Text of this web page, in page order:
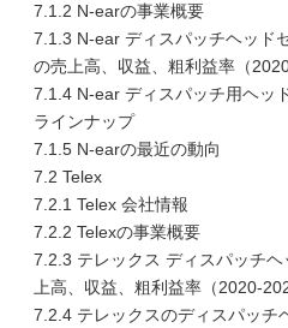
7.1.2 N-earの事業概要
7.1.3 N-ear ディスパッチヘッド
の売上高、収益、粗利益率（
7.1.4 N-ear ディスパッチ用ヘッ
ラインナップ
7.1.5 N-earの最近の動向
7.2 Telex
7.2.1 Telex 会社情報
7.2.2 Telexの事業概要
7.2.3 テレックス ディスパッチ
上高、収益、粗利益率（2020-
7.2.4 テレックスのディスパッチ